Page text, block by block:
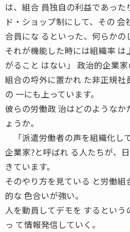
は、組合 員独自の利益であった
ド・ショップ制にして、その
合員にな るといった、何らかの
それが機能した時には組織率 は
がること はない」 政治的企業
組合の埒外に置かれ た非正規社
の 一にも上っています。
彼らの労働政 治はどのようなか
ょうか。
「派遣労働者の声を組織化し
企業家?と呼ばれ る人たちが、
きています。
そのやり方を見ている と労働
的な 色合いが強い。
人を動員してデモを するとい
っ て情報発信していく。